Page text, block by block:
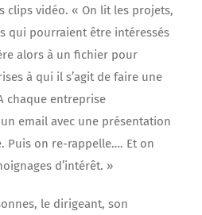
clips vidéo. « On lit les projets,
qui pourraient être intéressés
alors à un fichier pour
à qui il s’agit de faire une
chaque entreprise
email avec une présentation
Puis on re-rappelle…. Et on
d’intérêt. »
le dirigeant, son